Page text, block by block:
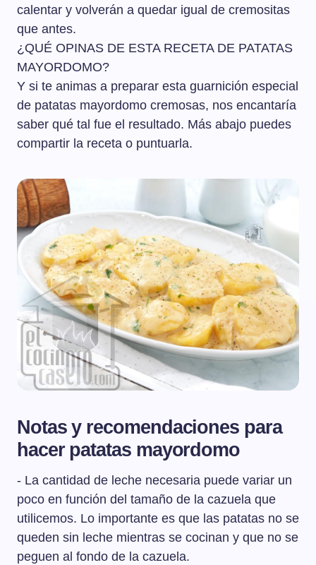
calentar y volverán a quedar igual de cremositas
que antes.
¿QUÉ OPINAS DE ESTA RECETA DE PATATAS
MAYORDOMO?
Y si te animas a preparar esta guarnición especial
de patatas mayordomo cremosas, nos encantaría
saber qué tal fue el resultado. Más abajo puedes
compartir la receta o puntuarla.
Notas y recomendaciones para
hacer patatas mayordomo
- La cantidad de leche necesaria puede variar un
poco en función del tamaño de la cazuela que
utilicemos. Lo importante es que las patatas no se
queden sin leche mientras se cocinan y que no se
peguen al fondo de la cazuela.